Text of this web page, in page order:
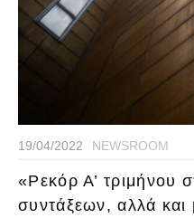
19/04/2022 NEWSROOM
«Ρεκόρ Α’ τριμήνου
συντάξεων, αλλά και